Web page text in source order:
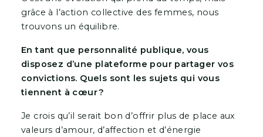
grâce à l’action collective des femmes, nous
trouvons un équilibre.
En tant que personnalité publique, vous
disposez d’une plateforme pour partager vos
convictions. Quels sont les sujets qui vous
tiennent à cœur ?
Je crois qu’il serait bon d’offrir plus de place aux
valeurs d’amour, d’affection et d’énergie